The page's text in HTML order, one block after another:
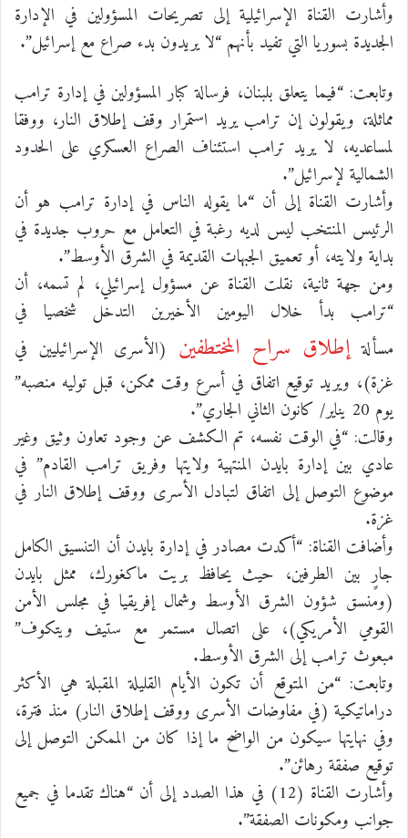
وأشارت القناة الإسرائيلية إلى تصريحات المسؤولين في الإدارة
الجديدة بسوريا التي تفيد بأنهم “لا يريدون بدء صراع مع إسرائيل”.
وتابعت: “فيما يتعلق بلبنان، فرسالة كبار المسؤولين في إدارة ترامب
مماثلة، ويقولون إن ترامب يريد استمرار وقف إطلاق النار، ووفقا
لمساعديه، لا يريد ترامب استئناف الصراع العسكري على الحدود
الشمالية لإسرائيل”.
وأشارت القناة إلى أن “ما يقوله الناس في إدارة ترامب هو أن
الرئيس المنتخب ليس لديه رغبة في التعامل مع حروب جديدة في
بداية ولايته، أو تعميق الجبهات القديمة في الشرق الأوسط”.
ومن جهة ثانية، نقلت القناة عن مسؤول إسرائيلي، لم تسمه، أن
“ترامب بدأ خلال اليومين الأخيرين التدخل شخصيا في
مسألةإطلاق سراح المختطفين (الأسرى الإسرائيليين في
غزة)، ويريد توقيع اتفاق في أسرع وقت ممكن، قبل توليه منصبه”
يوم 20 يناير/ كانون الثاني الجاري”.
وقالت: “في الوقت نفسه، تم الكشف عن وجود تعاون وثيق وغير
عادي بين إدارة بايدن المنتهية ولايتها وفريق ترامب القادم” في
موضوع التوصل إلى اتفاق لتبادل الأسرى ووقف إطلاق النار في
غزة.
وأضافت القناة: “أكدت مصادر في إدارة بايدن أن التنسيق الكامل
جارٍ بين الطرفين، حيث يحافظ بريت ماكغورك، ممثل بايدن
(ومنسق شؤون الشرق الأوسط وشمال إفريقيا في مجلس الأمن
القومي الأمريكي)، على اتصال مستمر مع ستيف ويتكوف”
مبعوث ترامب إلى الشرق الأوسط.
وتابعت: “من المتوقع أن تكون الأيام القليلة المقبلة هي الأكثر
دراماتيكية (في مفاوضات الأسرى ووقف إطلاق النار) منذ فترة،
وفي نهايتها سيكون من الواضح ما إذا كان من الممكن التوصل إلى
توقيع صفقة رهائن”.
وأشارت القناة (12) في هذا الصدد إلى أن “هناك تقدما في جميع
جوانب ومكونات الصفقة”.